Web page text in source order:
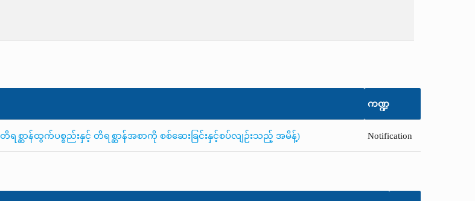
ကဏ္ဍ
စ္ဆာန်ထွက်ပစ္စည်းနှင့် တိရစ္ဆာန်အစာကို စစ်ဆေးခြင်းနှင့်စပ်လျဉ်းသည့် အမိန့်) Notification